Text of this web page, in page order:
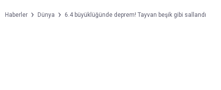
Haberler Dünya 6.4 büyüklüğünde deprem! Tayvan beşik gibi sallandı